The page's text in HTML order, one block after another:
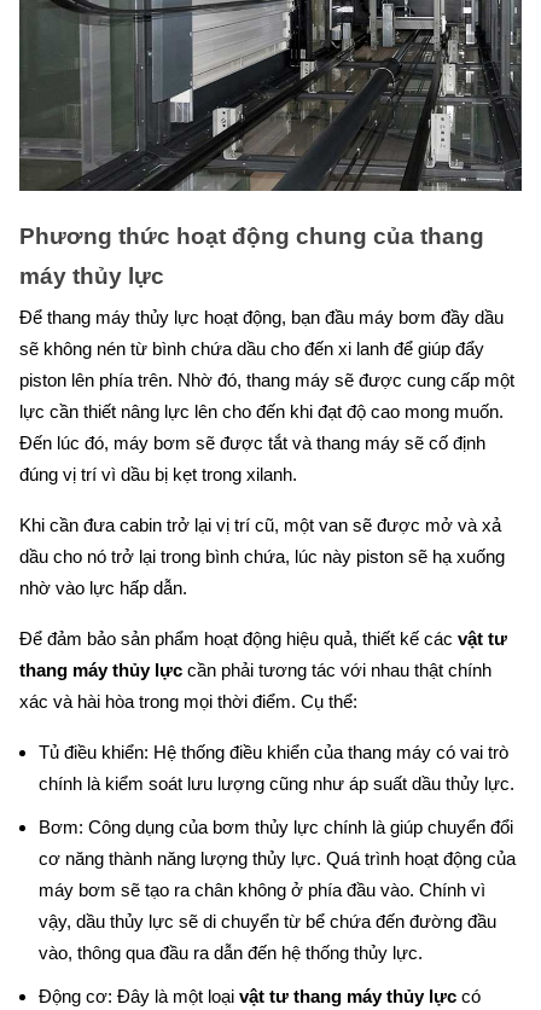
Phương thức hoạt động chung của thang
máy thủy lực
Để thang máy thủy lực hoạt động, bạn đầu máy bơm đầy dầu
sẽ không nén từ bình chứa dầu cho đến xi lanh để giúp đẩy
piston lên phía trên. Nhờ đó, thang máy sẽ được cung cấp một
lực cần thiết nâng lực lên cho đến khi đạt độ cao mong muốn.
Đến lúc đó, máy bơm sẽ được tắt và thang máy sẽ cố định
đúng vị trí vì dầu bị kẹt trong xilanh.
Khi cần đưa cabin trở lại vị trí cũ, một van sẽ được mở và xả
dầu cho nó trở lại trong bình chứa, lúc này piston sẽ hạ xuống
nhờ vào lực hấp dẫn.
Để đảm bảo sản phẩm hoạt động hiệu quả, thiết kế các vật tư
thang máy thủy lực cần phải tương tác với nhau thật chính
xác và hài hòa trong mọi thời điểm. Cụ thể:
Tủ điều khiển: Hệ thống điều khiển của thang máy có vai trò
chính là kiểm soát lưu lượng cũng như áp suất dầu thủy lực.
Bơm: Công dụng của bơm thủy lực chính là giúp chuyển đổi
cơ năng thành năng lượng thủy lực. Quá trình hoạt động của
máy bơm sẽ tạo ra chân không ở phía đầu vào. Chính vì
vậy, dầu thủy lực sẽ di chuyển từ bể chứa đến đường đầu
vào, thông qua đầu ra dẫn đến hệ thống thủy lực.
Động cơ: Đây là một loại vật tư thang máy thủy lực có